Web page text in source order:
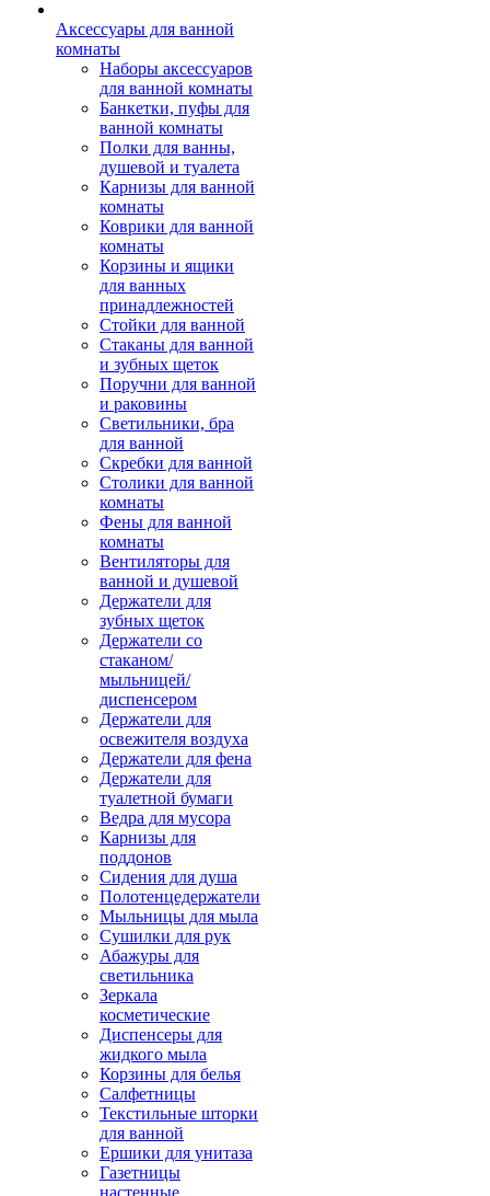
Аксессуары для ванной
комнаты
Наборы аксессуаров
для ванной комнаты
Банкетки, пуфы для
ванной комнаты
Полки для ванны,
душевой и туалета
Карнизы для ванной
комнаты
Коврики для ванной
комнаты
Корзины и ящики
для ванных
принадлежностей
Стойки для ванной
Стаканы для ванной
и зубных щеток
Поручни для ванной
и раковины
Светильники, бра
для ванной
Скребки для ванной
Столики для ванной
комнаты
Фены для ванной
комнаты
Вентиляторы для
ванной и душевой
Держатели для
зубных щеток
Держатели со
стаканом/
мыльницей/
диспенсером
Держатели для
освежителя воздуха
Держатели для фена
Держатели для
туалетной бумаги
Ведра для мусора
Карнизы для
поддонов
Сидения для душа
Полотенцедержатели
Мыльницы для мыла
Сушилки для рук
Абажуры для
светильника
Зеркала
косметические
Диспенсеры для
жидкого мыла
Корзины для белья
Салфетницы
Текстильные шторки
для ванной
Ершики для унитаза
Газетницы
настенные